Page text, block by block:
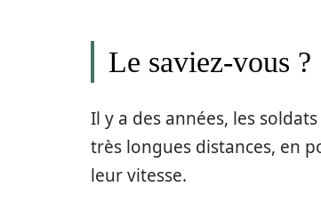
Le saviez-vous ?
Il y a des années, les
très longues distances, en
leur vitesse.